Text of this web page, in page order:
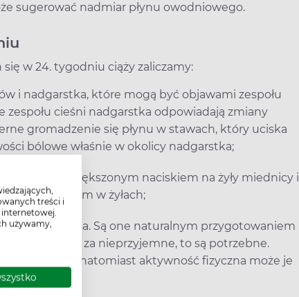
treści i
internetowej.
używamy,
sugerować nadmiar płynu owodniowego.
w 24. tygodniu ciąży zaliczamy:
i nadgarstka, które mogą być objawami zespołu
zespołu cieśni nadgarstka odpowiadają zmiany
gromadzenie się płynu w stawach, który uciska
bólowe właśnie w okolicy nadgarstka;
oraz zwiększonym naciskiem na żyły miednicy i
w żyłach;
Hicksa. Są one naturalnym przygotowaniem
być uważane za nieprzyjemne, to są potrzebne.
odpoczynku, natomiast aktywność fizyczna może je